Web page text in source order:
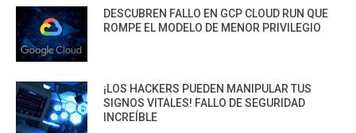
DESCUBREN FALLO EN GCP CLOUD RUN QUE
ROMPE EL MODELO DE MENOR PRIVILEGIO
¡LOS HACKERS PUEDEN MANIPULAR TUS
SIGNOS VITALES! FALLO DE SEGURIDAD
INCREÍBLE